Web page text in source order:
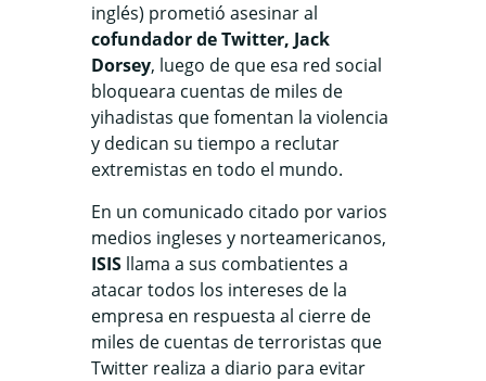
inglés) prometió asesinar al
cofundador de Twitter, Jack
Dorsey, luego de que esa red social
bloqueara cuentas de miles de
yihadistas que fomentan la violencia
y dedican su tiempo a reclutar
extremistas en todo el mundo.
En un comunicado citado por varios
medios ingleses y norteamericanos,
ISIS llama a sus combatientes a
atacar todos los intereses de la
empresa en respuesta al cierre de
miles de cuentas de terroristas que
Twitter realiza a diario para evitar